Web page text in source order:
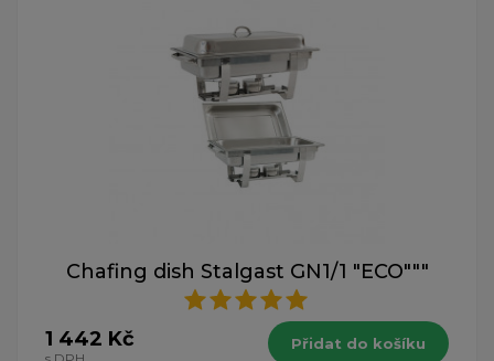
Chafing dish Stalgast GN1/1 "ECO"""
1 442 Kč Přidat do košíku